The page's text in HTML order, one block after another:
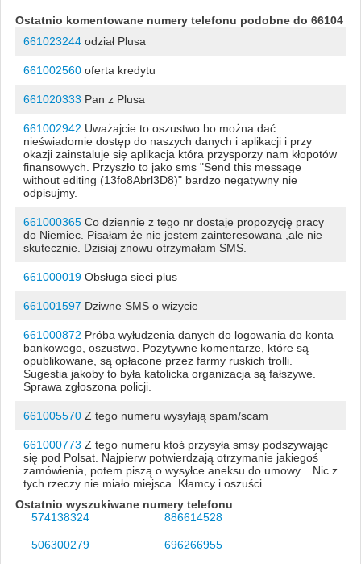
Ostatnio komentowane numery telefonu podobne do 66104
661023244odział Plusa
661002560oferta kredytu
661020333 Pan z Plusa
661002942 Uważajcie to oszustwo bo można dać
nieświadomie dostęp do naszych danych i aplikacji i przy
okazji zainstaluje się aplikacja która przysporzy nam kłopotów
finansowych. Przyszło to jako sms "Send this message
without editing (13fo8Abrl3D8)" bardzo negatywny nie
odpisujmy.
661000365Co dziennie z tego nr dostaje propozycję pracy
do Niemiec. Pisałam że nie jestem zainteresowana ,ale nie
skutecznie. Dzisiaj znowu otrzymałam SMS.
661000019Obsługa sieci plus
661001597 Dziwne SMS o wizycie
661000872 Próba wyłudzenia danych do logowania do konta
bankowego, oszustwo. Pozytywne komentarze, które są
opublikowane, są opłacone przez farmy ruskich trolli.
Sugestia jakoby to była katolicka organizacja są fałszywe.
Sprawa zgłoszona policji.
661005570Z tego numeru wysyłają spam/scam
661000773 Z tego numeru ktoś przysyła smsy podszywając
się pod Polsat. Najpierw potwierdzają otrzymanie jakiegoś
zamówienia, potem piszą o wysyłce aneksu do umowy... Nic z
tych rzeczy nie miało miejsca. Kłamcy i oszuści.
Ostatnio wyszukiwane numery telefonu
574138324
886614528
506300279 696266955